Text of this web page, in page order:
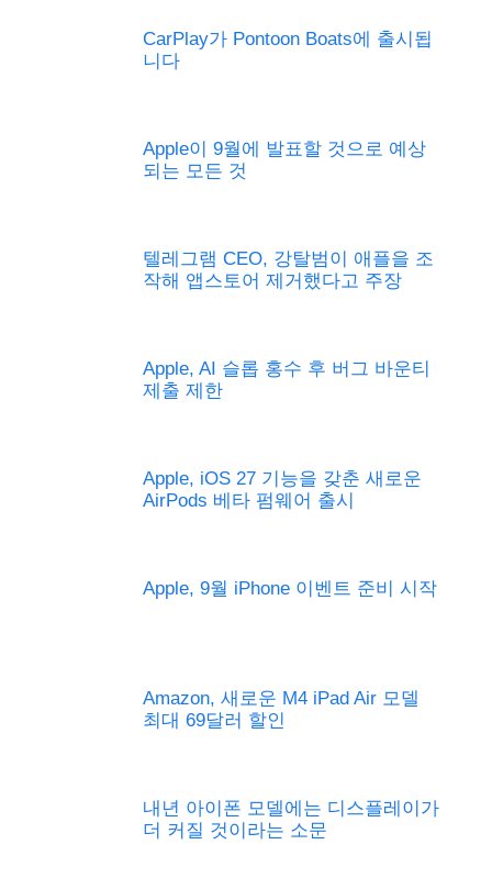
CarPlay가 Pontoon Boats에 출시됩
니다
Apple이 9월에 발표할 것으로 예상
되는 모든 것
텔레그램 CEO, 강탈범이 애플을 조
작해 앱스토어 제거했다고 주장
Apple, AI 슬롭 홍수 후 버그 바운티
제출 제한
Apple, iOS 27 기능을 갖춘 새로운
AirPods 베타 펌웨어 출시
Apple, 9월 iPhone 이벤트 준비 시작
Amazon, 새로운 M4 iPad Air 모델
최대 69달러 할인
내년 아이폰 모델에는 디스플레이가
더 커질 것이라는 소문